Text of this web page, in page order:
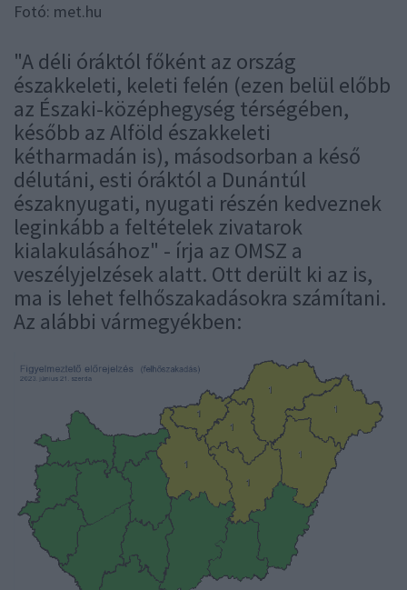
Fotó: met.hu
"A déli óráktól főként az ország
északkeleti, keleti felén (ezen belül előbb
az Északi-középhegység térségében,
később az Alföld északkeleti
kétharmadán is), másodsorban a késő
délutáni, esti óráktól a Dunántúl
északnyugati, nyugati részén kedveznek
leginkább a feltételek zivatarok
kialakulásához" - írja az OMSZ a
veszélyjelzések alatt. Ott derült ki az is,
ma is lehet felhőszakadásokra számítani.
Az alábbi vármegyékben: